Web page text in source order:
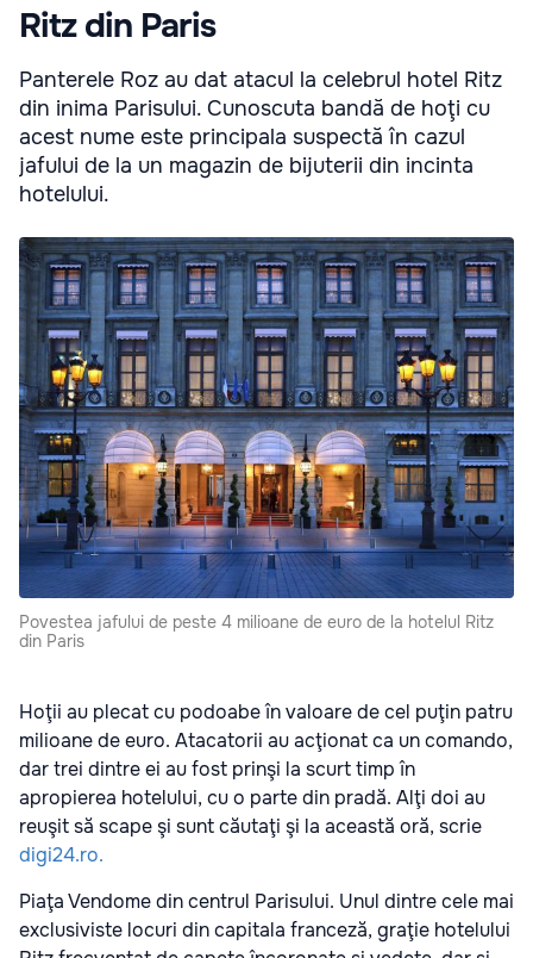
Ritz din Paris
Panterele Roz au dat atacul la celebrul hotel Ritz
din inima Parisului. Cunoscuta bandă de hoţi cu
acest nume este principala suspectă în cazul
jafului de la un magazin de bijuterii din incinta
hotelului.
Povestea jafului de peste 4 milioane de euro de la hotelul Ritz
din Paris
Hoţii au plecat cu podoabe în valoare de cel puţin patru
milioane de euro. Atacatorii au acţionat ca un comando,
dar trei dintre ei au fost prinşi la scurt timp în
apropierea hotelului, cu o parte din pradă. Alţi doi au
reuşit să scape şi sunt căutaţi şi la această oră, scrie
digi24.ro.
Piaţa Vendome din centrul Parisului. Unul dintre cele mai
exclusiviste locuri din capitala franceză, graţie hotelului